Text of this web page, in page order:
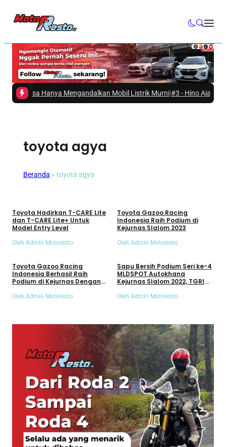
Bisa Hanya Mengandalkan Mobil Listrik Murni |#3 -Hino Ajak
toyota agya
Beranda » toyota agya
Toyota Hadirkan T-CARE Lite
dan T-CARE Lite+ Untuk
Model Entry Level
Oleh Admin Motoresto
Toyota Gazoo Racing
Indonesia Raih Podium di
Kejurnas Slalom 2023
Oleh Admin Motoresto
Toyota Gazoo Racing
Indonesia Berhasil Raih
Podium di Kejurnas Dengan
Spo
Oleh Admin Motoresto
Sapu Bersih Podium Seri ke-4
MLDSPOT Autokhana
Kejurnas Slalom 2022, TGRI
Oleh Admin Motoresto